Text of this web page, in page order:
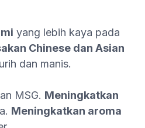
yang lebih kaya pada
Chinese dan Asian
dan manis.
MSG. Meningkatkan
Meningkatkan aroma